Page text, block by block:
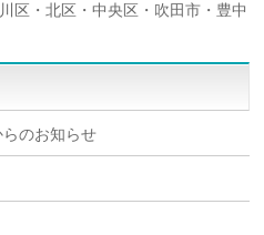
区・北区・中央区・吹田市・豊中
のお知らせ